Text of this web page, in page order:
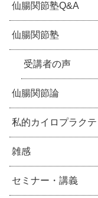
仙腸関節塾Q&A
仙腸関節塾
受講者の声
仙腸関節論
私的カイロプラク
雑感
セミナー・講義